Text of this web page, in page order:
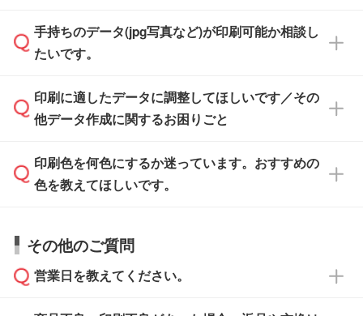
せいただければ、弊社にて無料でデザインデー
タを1点作成いたします。
積・ご注文フォームにアップロードしてご入稿
ください。
ご入稿後は経験豊富なスタッフがデータに不備
がないかチェックし、お客様と確認してから印
刷に進みますので、ご安心ください。
一部商品は入稿用テンプレートのご用意があり
ます。各商品ページの『印刷方法・テンプレー
入稿用のテンプレートはPDF形式ですが、
IllustratorやPhotoshopで開いてご利用いただけ
方」をご確認ください。
手持ちのデータ(jpg写真など)が印刷可能か相談し
たいです。
印刷に適したデータ・解像度かどうか、担当ス
タッフが事前に確認いたします。
ムへ添付いただくか、担当スタッフ宛にメール
でお送りください。
い合わせください。
なお、印刷用データの作り方に関する詳細は、
印刷に適したデータに調整してほしいです／その
他データ作成に関するお困りごと
データ作成でお困りの際には、担当スタッフが
サポートいたしますのでお気軽にご相談くださ
から添付してお送りください。
しい
印刷色を何色にするか迷っています。おすすめの
色を教えてほしいです。
お見積・ご注文・
相談いただきますと、担当スタッフがお客様の
ご希望や商品の本体色を確認し、印刷色をご提
その他のご質問
営業日を教えてください。